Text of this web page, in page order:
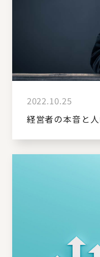
2022.10.25
経営者の本音と